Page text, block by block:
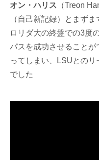
オン・ハリス （Treon
（自己新記録）とまず
ロリダ大の終盤での3度
パスを成功させることが
ってしまい、LSUとの
でした